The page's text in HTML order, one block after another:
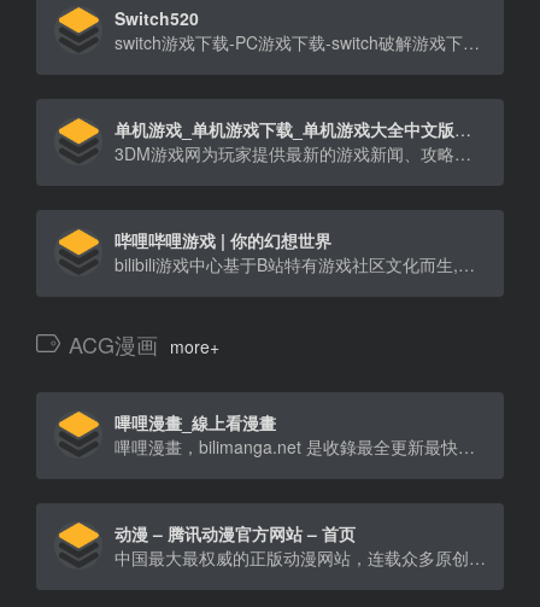
Switch520
switch游戏下载-PC游戏下载-switch破解游戏下载-PC破解游戏下载-Switch520-gamer520
单机游戏_单机游戏下载_单机游戏大全中文版下载_3DM游戏网
3DM游戏网为玩家提供最新的游戏新闻、攻略、单机游戏资源、汉化资源、游戏补丁、游戏论坛等，经过多年努力已成为游戏玩家首要选择的游戏资讯、游戏资源网站。
哔哩哔哩游戏 | 你的幻想世界
bilibili游戏中心基于B站特有游戏社区文化而生,始终尊重玩家与创作者,为玩家提供游戏预约测试信息及各类游戏下载资源,我们将持续为大家带来海内外优秀游戏作品。
ACG漫画 more+
嗶哩漫畫_線上看漫畫
嗶哩漫畫，bilimanga.net 是收錄最全更新最快的漫畫網站，提供線上瀏覽，二次元動漫迷的追漫神器。
动漫 – 腾讯动漫官方网站 – 首页
中国最大最权威的正版动漫网站，连载众多原创国漫，原创动画，正版日漫等海内外最热正版动漫内容，为上千万动漫爱好者提供漫画、动画、资讯、论坛一站式全方位动漫服务，为原创动漫作者提供最优质的创作成长环境，为中国动漫产业打造梦想舞台。热门动画|漫画：尸兄、中国惊奇先生、火影忍者、海贼王、大王饶命、三体等